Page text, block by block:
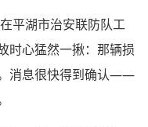
平湖市治安联防队工
时心猛然一揪：那辆损
消息很快得到确认——